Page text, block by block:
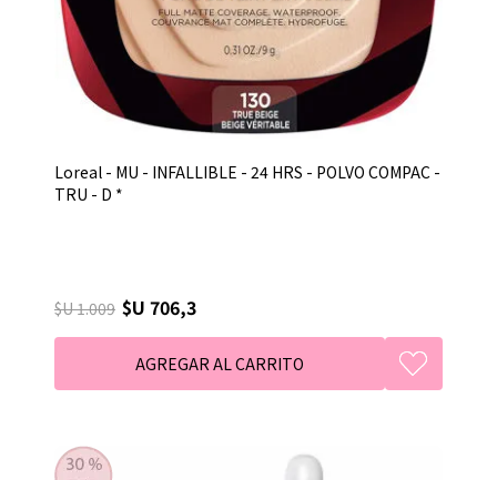
Loreal - MU - INFALLIBLE - 24 HRS - POLVO COMPAC -
TRU - D *
$U 1.009 $U 706,3